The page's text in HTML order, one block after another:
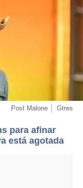
Post Malone Gtres
para afinar
está agotada